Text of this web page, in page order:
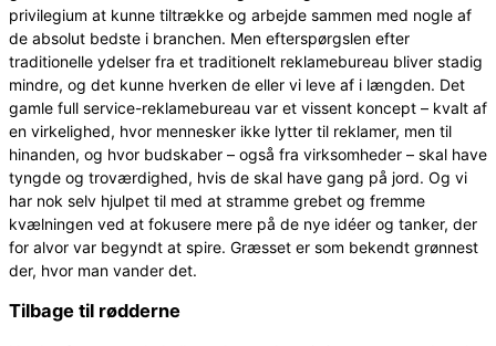
privilegium at kunne tiltrække og arbejde sammen med nogle af
de absolut bedste i branchen. Men efterspørgslen efter
traditionelle ydelser fra et traditionelt reklamebureau bliver stadig
mindre, og det kunne hverken de eller vi leve af i længden. Det
gamle full service-reklamebureau var et vissent koncept – kvalt af
en virkelighed, hvor mennesker ikke lytter til reklamer, men til
hinanden, og hvor budskaber – også fra virksomheder – skal have
tyngde og troværdighed, hvis de skal have gang på jord. Og vi
har nok selv hjulpet til med at stramme grebet og fremme
kvælningen ved at fokusere mere på de nye idéer og tanker, der
for alvor var begyndt at spire. Græsset er som bekendt grønnest
der, hvor man vander det.
Tilbage til rødderne